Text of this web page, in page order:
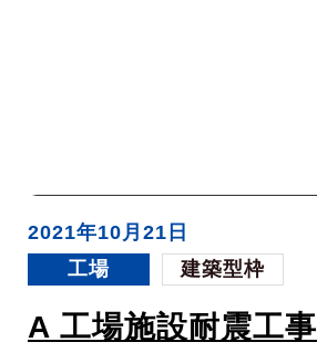
2021年10月21日
工場
建築型枠
A 工場施設耐震工事